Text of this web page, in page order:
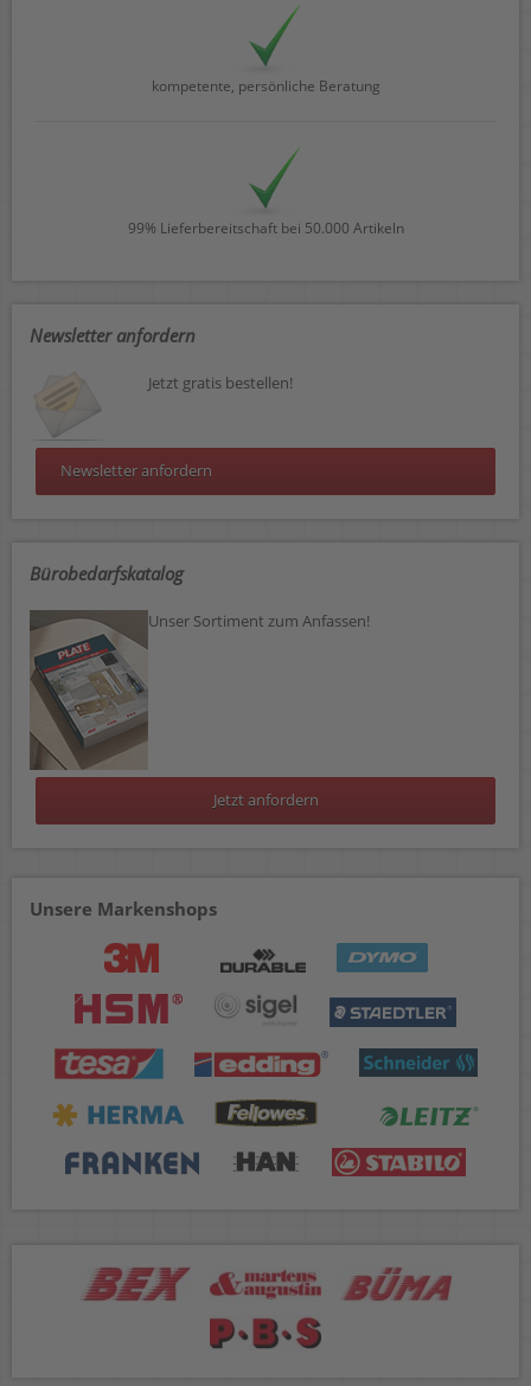
kompetente, persönliche Beratung
99% Lieferbereitschaft bei 50.000 Artikeln
Newsletter anfordern
Jetzt gratis bestellen!
Newsletter anfordern
Bürobedarfskatalog
Unser Sortiment zum Anfassen!
Jetzt anfordern
Unsere Markenshops